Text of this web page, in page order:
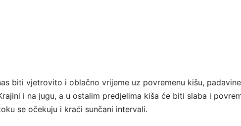
biti vjetrovito i oblačno vrijeme uz povremenu kišu,
i na jugu, a u ostalim predjelima kiša će biti slaba i
se očekuju i kraći sunčani intervali.